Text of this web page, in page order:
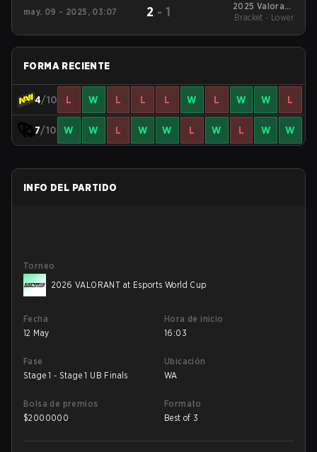
may. 09 - 2025, 03:07 2 - 1
2025 Valorant
Champions Tour:
Bracket - Lower
FORMA RECIENTE
4/10 L W L L L W L W W L
7/10 W W L W W L W L W W
INFO DEL PARTIDO
Torneo
2026 VALORANT at Esports World Cup
Fecha
12 May
Hora de inicio
16:03
Fase
Stage 1 - Stage 1 UB Finals
Ubicación
WA
Bolsa de premios
$2000000
Formato
Best of 3